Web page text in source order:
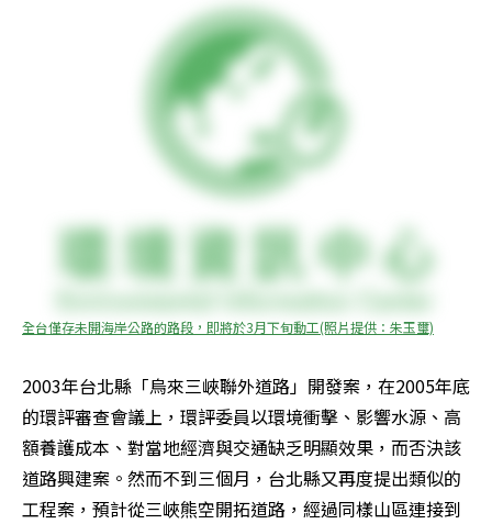
全台僅存未開海岸公路的路段，即將於3月下旬動工(照片提供：朱玉璽)
2003年台北縣「烏來三峽聯外道路」開發案，在2005年底
的環評審查會議上，環評委員以環境衝擊、影響水源、高
額養護成本、對當地經濟與交通缺乏明顯效果，而否決該
道路興建案。然而不到三個月，台北縣又再度提出類似的
工程案，預計從三峽熊空開拓道路，經過同樣山區連接到